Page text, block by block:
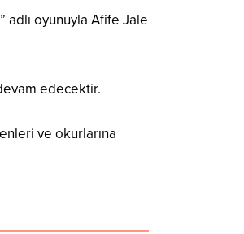
adlı oyunuyla Afife Jale
edecektir.
ve okurlarına